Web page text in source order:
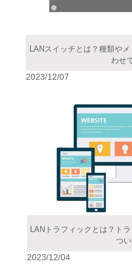
LANスイッチとは？種類や
わせ
2023/12/07
LANトラフィックとは？ト
つ
2023/12/04